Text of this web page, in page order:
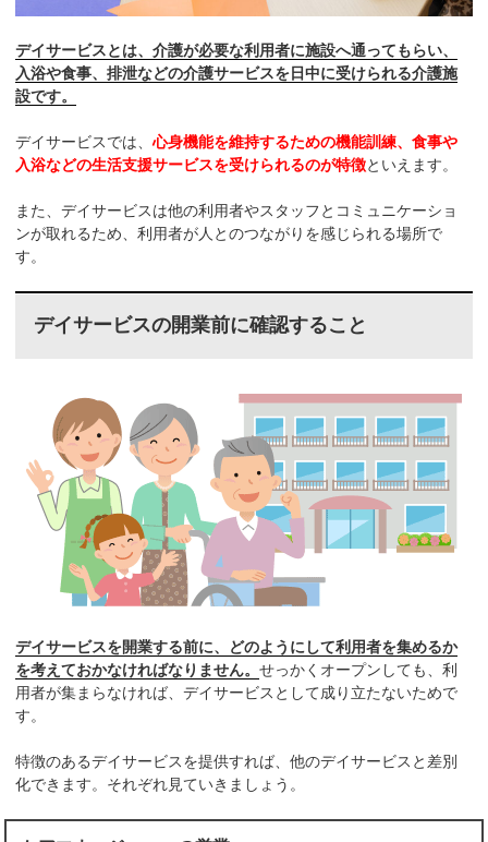
デイサービスとは、介護が必要な利用者に施設へ通ってもらい、
入浴や食事、排泄などの介護サービスを日中に受けられる介護施
設です。
デイサービスでは、心身機能を維持するための機能訓練、食事や
入浴などの生活支援サービスを受けられるのが特徴といえます。
また、デイサービスは他の利用者やスタッフとコミュニケーショ
ンが取れるため、利用者が人とのつながりを感じられる場所で
す。
デイサービスの開業前に確認すること
デイサービスを開業する前に、どのようにして利用者を集めるか
を考えておかなければなりません。せっかくオープンしても、利
用者が集まらなければ、デイサービスとして成り立たないためで
す。
特徴のあるデイサービスを提供すれば、他のデイサービスと差別
化できます。それぞれ見ていきましょう。